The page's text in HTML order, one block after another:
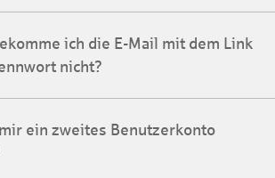
ich die E-Mail mit dem Link
nicht?
ein zweites Benutzerkonto